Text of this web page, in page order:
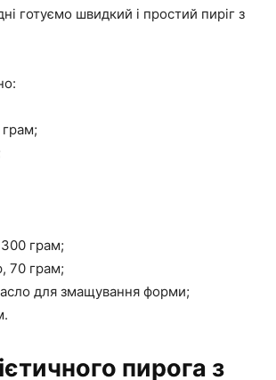
готуємо швидкий і простий пиріг з
300 грам;
70 грам;
для змащування форми;
пирога з